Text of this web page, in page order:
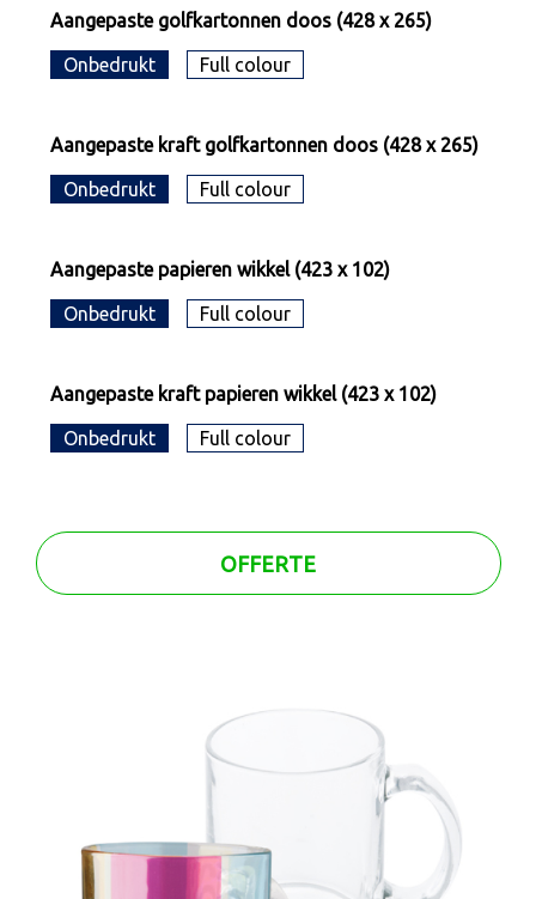
Aangepaste golfkartonnen doos (428 x 265)
Onbedrukt Full colour
Aangepaste kraft golfkartonnen doos (428 x 265)
Onbedrukt Full colour
Aangepaste papieren wikkel (423 x 102)
Onbedrukt Full colour
Aangepaste kraft papieren wikkel (423 x 102)
Onbedrukt Full colour
OFFERTE